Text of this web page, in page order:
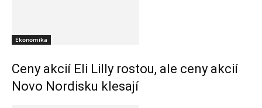
Ekonomika
Ceny akcií Eli Lilly rostou, ale ceny akcií
Novo Nordisku klesají